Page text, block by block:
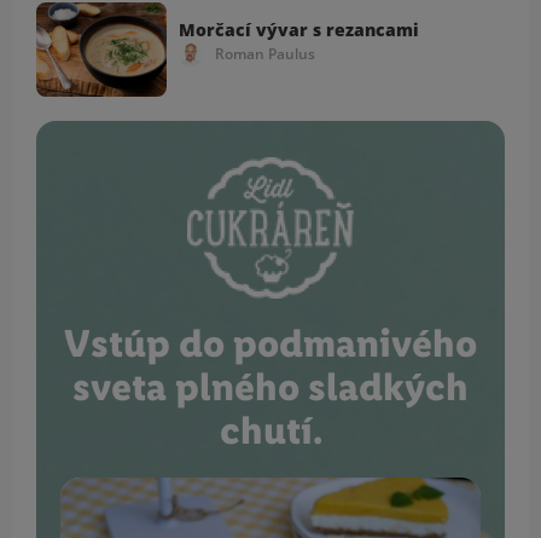
Morčací vývar s rezancami
Roman Paulus
Vstúp do podmanivého
sveta plného sladkých
chutí.